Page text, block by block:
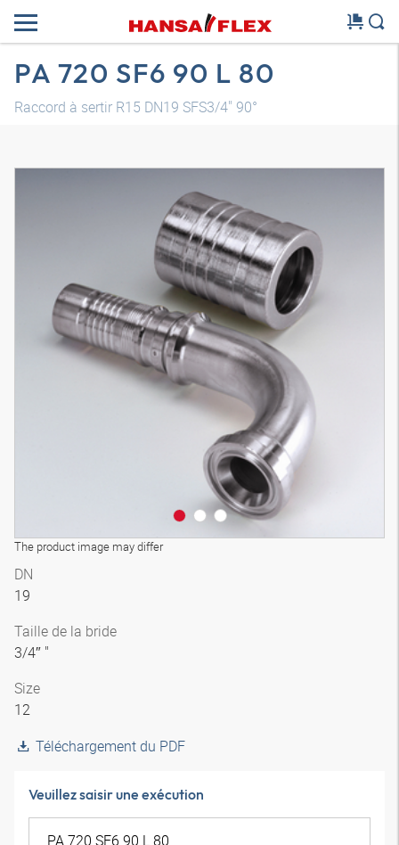
PA 720 SF6 90 L 80
Raccord à sertir R15 DN19 SFS3/4" 90°
The product image may differ
Modèle 3D
DN
19
Taille de la bride
3/4″ "
Size
12
Téléchargement du PDF
Veuillez saisir une exécution